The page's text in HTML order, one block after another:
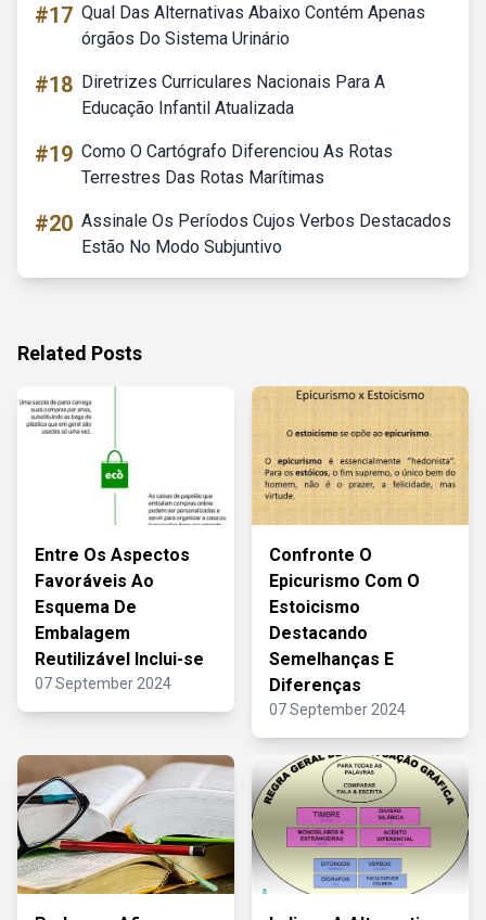
#17 Qual Das Alternativas Abaixo Contém Apenas
órgãos Do Sistema Urinário
#18 Diretrizes Curriculares Nacionais Para A
Educação Infantil Atualizada
#19 Como O Cartógrafo Diferenciou As Rotas
Terrestres Das Rotas Marítimas
#20 Assinale Os Períodos Cujos Verbos Destacados
Estão No Modo Subjuntivo
Related Posts
Entre Os Aspectos
Favoráveis Ao
Esquema De
Embalagem
Reutilizável Inclui-se
07 September 2024
Confronte O
Epicurismo Com O
Estoicismo
Destacando
Semelhanças E
Diferenças
07 September 2024